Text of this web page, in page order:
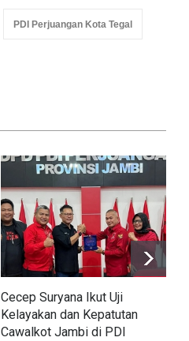
PDI Perjuangan Kota Tegal
Cecep Suryana Ikut Uji
Kelayakan dan Kepatutan
Cawalkot Jambi di PDI